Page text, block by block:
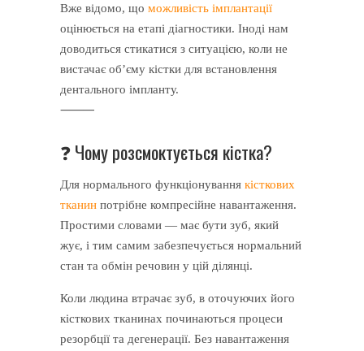
Вже відомо, що можливість імплантації
оцінюється на етапі діагностики. Іноді нам
доводиться стикатися з ситуацією, коли не
вистачає об’єму кістки для встановлення
дентального імпланту.
⸻
❓ Чому розсмоктується кістка?
Для нормального функціонування кісткових
тканин потрібне компресійне навантаження.
Простими словами — має бути зуб, який
жує, і тим самим забезпечується нормальний
стан та обмін речовин у цій ділянці.
Коли людина втрачає зуб, в оточуючих його
кісткових тканинах починаються процеси
резорбції та дегенерації. Без навантаження